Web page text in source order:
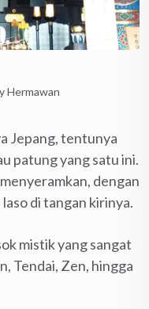
Hermawan
Jepang, tentunya
patung yang satu ini.
dengan
di tangan kirinya.
mistik yang sangat
Tendai, Zen, hingga